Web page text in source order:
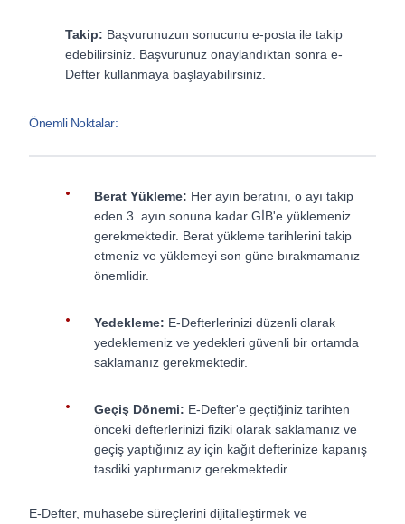
Takip: Başvurunuzun sonucunu e-posta ile takip
edebilirsiniz. Başvurunuz onaylandıktan sonra e-
Defter kullanmaya başlayabilirsiniz.
Önemli Noktalar:
Berat Yükleme: Her ayın beratını, o ayı takip
eden 3. ayın sonuna kadar GİB'e yüklemeniz
gerekmektedir. Berat yükleme tarihlerini takip
etmeniz ve yüklemeyi son güne bırakmamanız
önemlidir.
Yedekleme: E-Defterlerinizi düzenli olarak
yedeklemeniz ve yedekleri güvenli bir ortamda
saklamanız gerekmektedir.
Geçiş Dönemi: E-Defter'e geçtiğiniz tarihten
önceki defterlerinizi fiziki olarak saklamanız ve
geçiş yaptığınız ay için kağıt defterinize kapanış
tasdiki yaptırmanız gerekmektedir.
E-Defter, muhasebe süreçlerini dijitalleştirmek ve